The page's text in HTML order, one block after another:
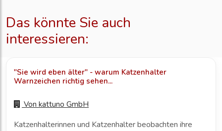
Das könnte Sie auch
interessieren:
"Sie wird eben älter" - warum Katzenhalter
Warnzeichen richtig sehen...
Von kattuno GmbH
Katzenhalterinnen und Katzenhalter beobachten ihre